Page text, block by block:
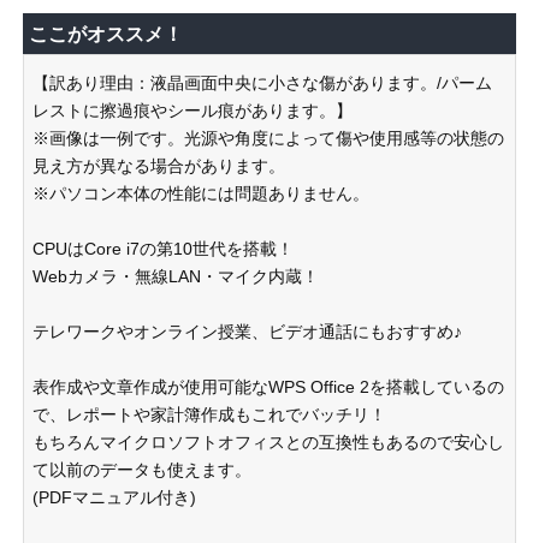
ここがオススメ！
【訳あり理由：液晶画面中央に小さな傷があります。/パーム
レストに擦過痕やシール痕があります。】
※画像は一例です。光源や角度によって傷や使用感等の状態の
見え方が異なる場合があります。
※パソコン本体の性能には問題ありません。
CPUはCore i7の第10世代を搭載！
Webカメラ・無線LAN・マイク内蔵！
テレワークやオンライン授業、ビデオ通話にもおすすめ♪
表作成や文章作成が使用可能なWPS Office 2を搭載しているの
で、レポートや家計簿作成もこれでバッチリ！
もちろんマイクロソフトオフィスとの互換性もあるので安心し
て以前のデータも使えます。
(PDFマニュアル付き)